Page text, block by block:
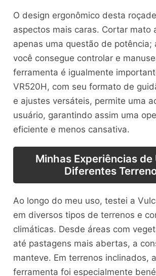
O design ergonômico desta
aspectos mais caras. Cortar mato
apenas uma questão de potência;
você consegue controlar e
ferramenta é igualmente
VR520H, com seu formato de
e ajustes versáteis, permite uma
usuário, garantindo assim uma
eficiente e menos cansativa.
Minhas Experiências de
Diferentes
Ao longo do meu uso, testei a
em diversos tipos de terrenos e
climáticas. Desde áreas com
até pastagens mais abertas, a
manteve. Em terrenos inclinados,
ferramenta foi especialmente